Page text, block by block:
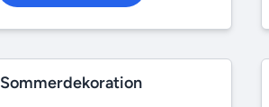
Sommerdekoration